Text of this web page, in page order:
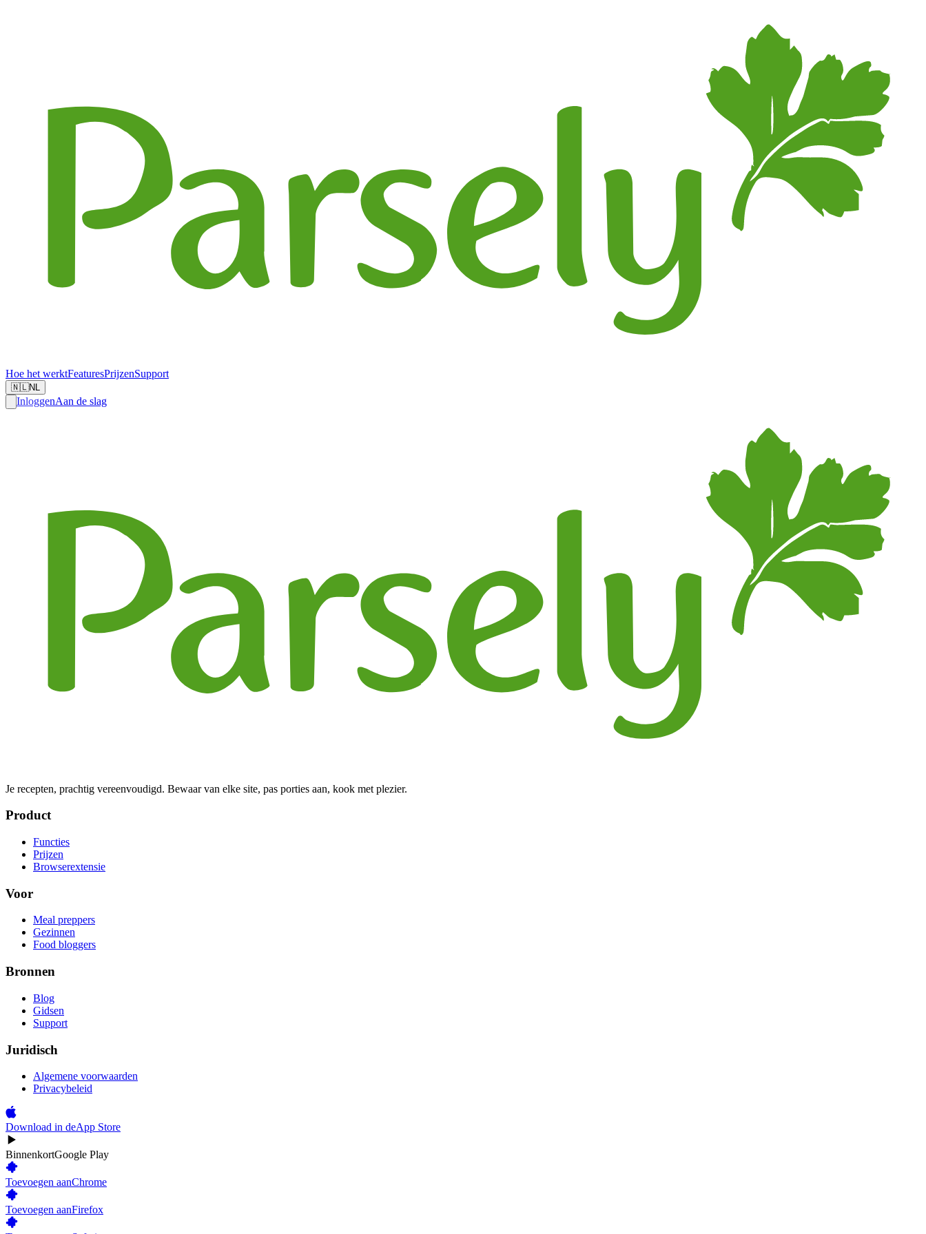
Hoe het werktFeaturesPrijzenSupport
🇳🇱NL
InloggenAan de slag
Je recepten, prachtig vereenvoudigd. Bewaar van elke site, pas porties aan, kook met plezier.
Product
Functies
Prijzen
Browserextensie
Voor
Meal preppers
Gezinnen
Food bloggers
Bronnen
Blog
Gidsen
Support
Juridisch
Algemene voorwaarden
Privacybeleid
Download in deApp Store
BinnenkortGoogle Play
Toevoegen aanChrome
Toevoegen aanFirefox